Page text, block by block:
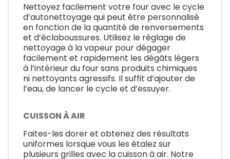
Nettoyez facilement votre four avec le cycle
d’autonettoyage qui peut être personnalisé
en fonction de la quantité de renversements
et d’éclaboussures. Utilisez le réglage de
nettoyage à la vapeur pour dégager
facilement et rapidement les dégâts légers
à l’intérieur du four sans produits chimiques
ni nettoyants agressifs. Il suffit d’ajouter de
l’eau, de lancer le cycle et d’essuyer.
CUISSON À AIR
Faites-les dorer et obtenez des résultats
uniformes lorsque vous les étalez sur
plusieurs grilles avec la cuisson à air. Notre